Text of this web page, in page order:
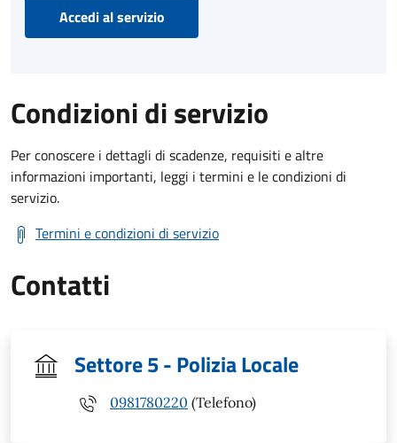
Accedi al servizio
Condizioni di servizio
Per conoscere i dettagli di scadenze, requisiti e altre
informazioni importanti, leggi i termini e le condizioni di
servizio.
Termini e condizioni di servizio
Contatti
Settore 5 - Polizia Locale
0981780220 (Telefono)